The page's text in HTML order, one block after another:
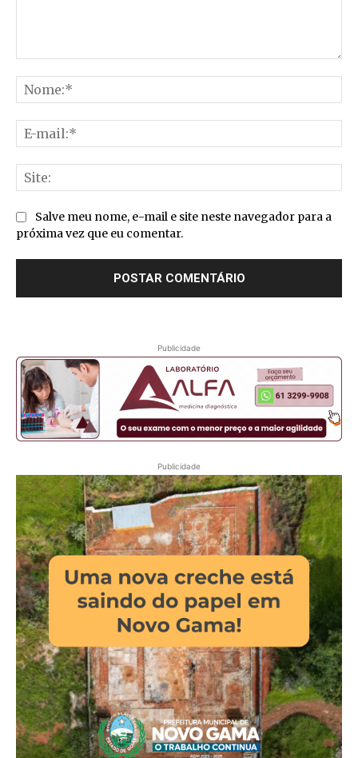
Salve meu nome, e-mail e site neste navegador para a
próxima vez que eu comentar.
Publicidade
Publicidade